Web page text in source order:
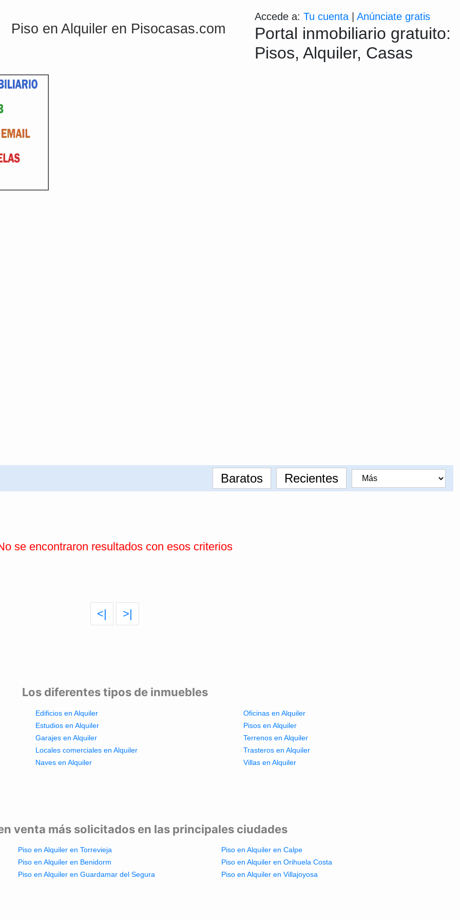
Piso en Alquiler en Pisocasas.com
Accede a: Tu cuenta| Anúnciate gratis
Portal inmobiliario gratuito:
Pisos, Alquiler, Casas
Baratos Recientes
se encontraron resultados con esos criterios
<| >|
Los diferentes tipos de inmuebles
Edificios en Alquiler
Estudios en Alquiler
Garajes en Alquiler
Locales comerciales en Alquiler
Naves en Alquiler
Oficinas en Alquiler
Pisos en Alquiler
Terrenos en Alquiler
Trasteros en Alquiler
Villas en Alquiler
venta más solicitados en las principales ciudades
Piso en Alquiler en Torrevieja
Piso en Alquiler en Benidorm
Piso en Alquiler en Guardamar del Segura
Piso en Alquiler en Calpe
Piso en Alquiler en Orihuela Costa
Piso en Alquiler en Villajoyosa